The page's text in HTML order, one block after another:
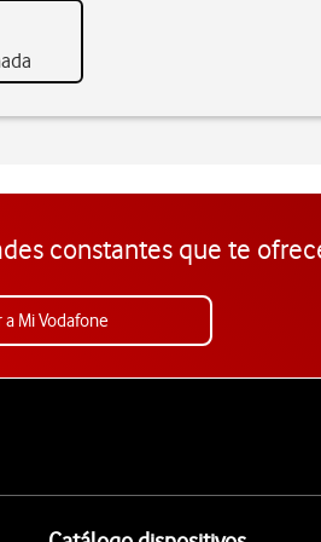
constantes que te
a Mi Vodafone